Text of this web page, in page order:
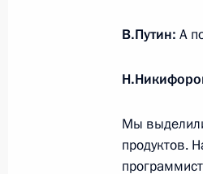
23 сентября
В.Путин: А
Мы
продуктов.